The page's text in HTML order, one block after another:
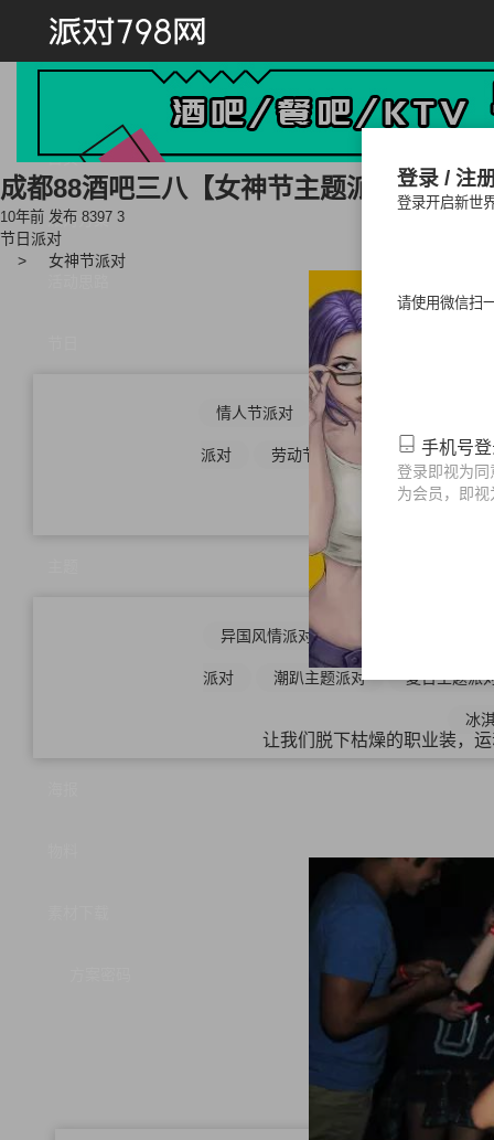
首页
派对方案
情人节派对 光棍节派对
派对 劳动节派对 儿童节派对
母亲
异国风情派对
派对 潮趴主题派对 夏日主题派
冰
成都88酒吧三八【女神节主题派对】让我
10年前 发布 8397 3
节日派对
女神节派对
让我们脱下枯燥的职业装，
登录 / 注
登录开启新世
请使用微信扫
手机号
登录即视为
为会员，即